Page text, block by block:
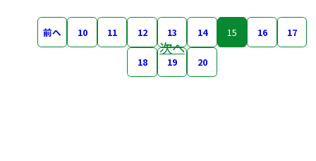
前へ 10 11 12 13 14 15 16 17
18 19 20
次へ